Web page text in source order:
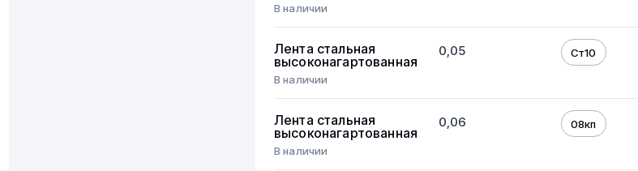
В наличии
Лента стальная
высоконагартованная
В наличии
0,05 Ст10
Лента стальная
высоконагартованная
В наличии
0,06 08кп